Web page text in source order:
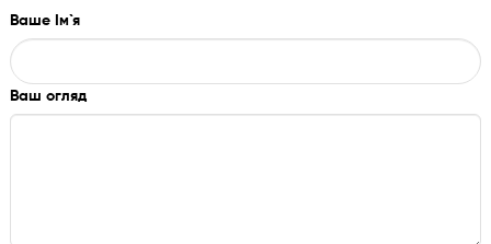
Ваше Ім`я
Ваш огляд